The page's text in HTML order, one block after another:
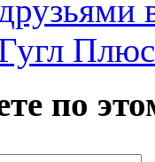
по